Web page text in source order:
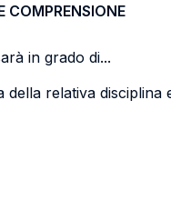
COMPRENSIONE
in grado di...
relativa